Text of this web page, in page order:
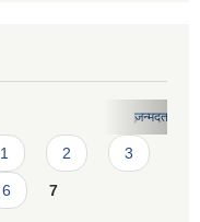
1 2 3
6 7